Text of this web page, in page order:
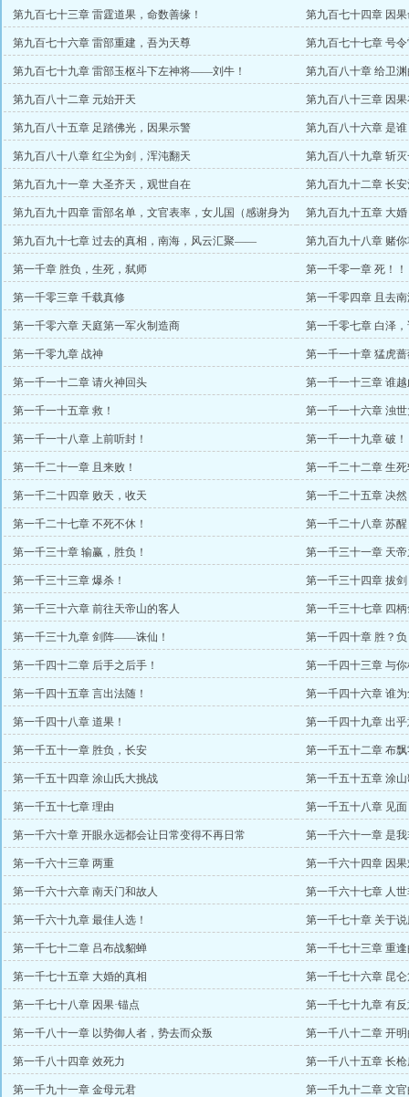
第九百七十三章 雷霆道果，命数善缘！
第九百七十四章 因
胞盟主）
第九百七十六章 雷部重建，吾为天尊 第九百七十七章 号
第九百七十九章 雷部玉枢斗下左神将——刘牛！ 第九百八十章 给卫渊
第九百八十二章 元始开天 第九百八十三章 因
第九百八十五章 足踏佛光，因果示警 第九百八十六章 是
第九百八十八章 红尘为剑，浑沌翻天 第九百八十九章 斩灭
第九百九十一章 大圣齐天，观世自在
第九百九十二章 长
赏）
第九百九十四章 雷部名单，文官表率，女儿国（感谢身为
刑戮万赏）
第九百九十五章 大婚
第九百九十七章 过去的真相，南海，风云汇聚—— 第九百九十八章 赌
第一千章 胜负，生死，弑师 第一千零一章 死！！
第一千零三章 千载真修 第一千零四章 且去
第一千零六章 天庭第一军火制造商 第一千零七章 白泽
第一千零九章 战神 第一千一十章 猛虎蔷
第一千一十二章 请火神回头 第一千一十三章 谁
第一千一十五章 救！ 第一千一十六章 浊
第一千一十八章 上前听封！ 第一千一十九章 破！
第一千二十一章 且来败！ 第一千二十二章 生
第一千二十四章 败天，收天 第一千二十五章 决然
第一千二十七章 不死不休！ 第一千二十八章 苏醒
第一千三十章 输赢，胜负！ 第一千三十一章 天
第一千三十三章 爆杀！ 第一千三十四章 拔剑
第一千三十六章 前往天帝山的客人 第一千三十七章 四柄
第一千三十九章 剑阵——诛仙！ 第一千四十章 胜？负
第一千四十二章 后手之后手！ 第一千四十三章 与
第一千四十五章 言出法随！ 第一千四十六章 谁
第一千四十八章 道果！ 第一千四十九章 出
第一千五十一章 胜负，长安 第一千五十二章 布
第一千五十四章 涂山氏大挑战 第一千五十五章 涂山
第一千五十七章 理由 第一千五十八章 见面
第一千六十章 开眼永远都会让日常变得不再日常 第一千六十一章 是
第一千六十三章 两重 第一千六十四章 因
第一千六十六章 南天门和故人 第一千六十七章 人
第一千六十九章 最佳人选！ 第一千七十章 关于
第一千七十二章 吕布战貂蝉 第一千七十三章 重
第一千七十五章 大婚的真相 第一千七十六章 昆仑
第一千七十八章 因果·锚点 第一千七十九章 有反
第一千八十一章 以势御人者，势去而众叛 第一千八十二章 开
第一千八十四章 效死力 第一千八十五章 长
第一千九十一章 金母元君 第一千九十二章 文